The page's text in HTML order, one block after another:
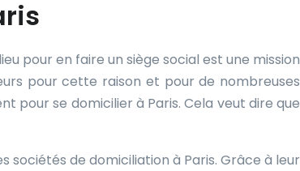
pour en faire un siège social est une mission
pour cette raison et pour de nombreuses
pour se domicilier à Paris. Cela veut dire que
de domiciliation à Paris. Grâce à leur